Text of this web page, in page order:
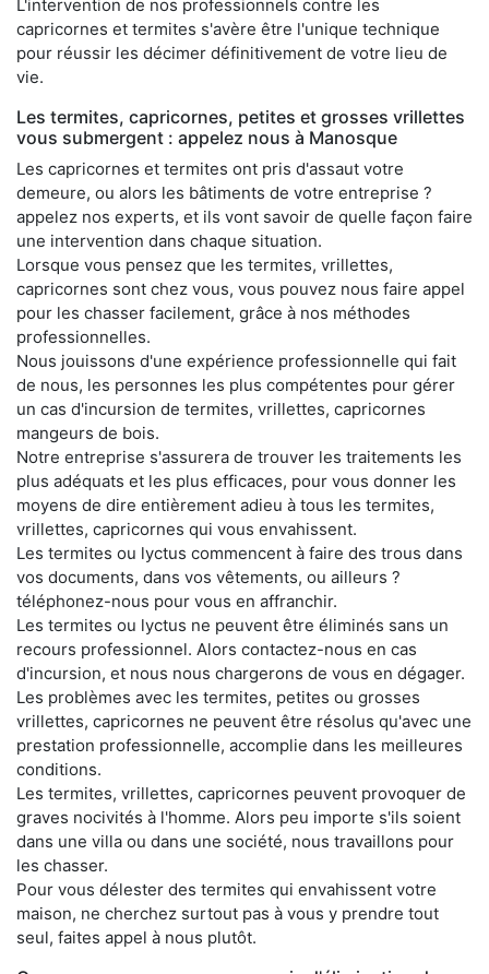
L'intervention de nos professionnels contre les
capricornes et termites s'avère être l'unique technique
pour réussir les décimer définitivement de votre lieu de
vie.
Les termites, capricornes, petites et grosses vrillettes
vous submergent : appelez nous à Manosque
Les capricornes et termites ont pris d'assaut votre
demeure, ou alors les bâtiments de votre entreprise ?
appelez nos experts, et ils vont savoir de quelle façon faire
une intervention dans chaque situation.
Lorsque vous pensez que les termites, vrillettes,
capricornes sont chez vous, vous pouvez nous faire appel
pour les chasser facilement, grâce à nos méthodes
professionnelles.
Nous jouissons d'une expérience professionnelle qui fait
de nous, les personnes les plus compétentes pour gérer
un cas d'incursion de termites, vrillettes, capricornes
mangeurs de bois.
Notre entreprise s'assurera de trouver les traitements les
plus adéquats et les plus efficaces, pour vous donner les
moyens de dire entièrement adieu à tous les termites,
vrillettes, capricornes qui vous envahissent.
Les termites ou lyctus commencent à faire des trous dans
vos documents, dans vos vêtements, ou ailleurs ?
téléphonez-nous pour vous en affranchir.
Les termites ou lyctus ne peuvent être éliminés sans un
recours professionnel. Alors contactez-nous en cas
d'incursion, et nous nous chargerons de vous en dégager.
Les problèmes avec les termites, petites ou grosses
vrillettes, capricornes ne peuvent être résolus qu'avec une
prestation professionnelle, accomplie dans les meilleures
conditions.
Les termites, vrillettes, capricornes peuvent provoquer de
graves nocivités à l'homme. Alors peu importe s'ils soient
dans une villa ou dans une société, nous travaillons pour
les chasser.
Pour vous délester des termites qui envahissent votre
maison, ne cherchez surtout pas à vous y prendre tout
seul, faites appel à nous plutôt.